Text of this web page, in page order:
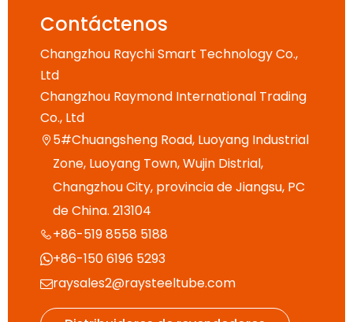
Contáctenos
Changzhou Raychi Smart Technology Co.,
Ltd
Changzhou Raymond International Trading
Co., Ltd
 5#Chuangsheng Road, Luoyang Industrial
Zone, Luoyang Town, Wujin Distrial,
Changzhou City, provincia de Jiangsu, PC
de China. 213104
+86-519 8558 5188
+86-150 6196 5293
raysales2@raysteeltube.com